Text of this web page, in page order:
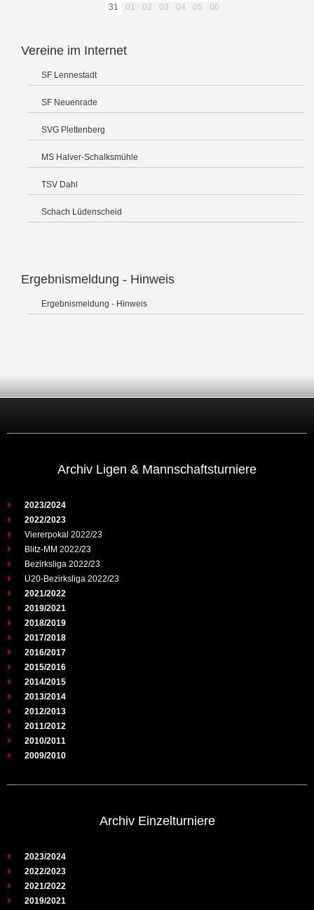
31
01 02 03 04 05 06
Vereine im Internet
SF Lennestadt
SF Neuenrade
SVG Plettenberg
MS Halver-Schalksmühle
TSV Dahl
Schach Lüdenscheid
Ergebnismeldung - Hinweis
Ergebnismeldung - Hinweis
Archiv Ligen & Mannschaftsturniere
2023/2024
2022/2023
Viererpokal 2022/23
Blitz-MM 2022/23
Bezirksliga 2022/23
U20-Bezirksliga 2022/23
2021/2022
2019/2021
2018/2019
2017/2018
2016/2017
2015/2016
2014/2015
2013/2014
2012/2013
2011/2012
2010/2011
2009/2010
Archiv Einzelturniere
2023/2024
2022/2023
2021/2022
2019/2021